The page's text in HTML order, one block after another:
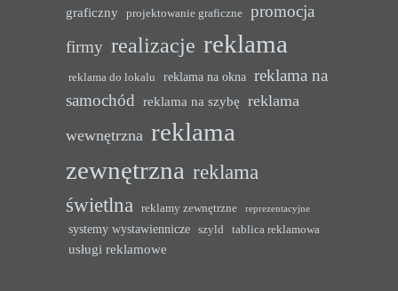
graficzny
projektowanie graficzne
promocja
firmy realizacje reklama
reklama do lokalu reklama na okna reklama na
samochód reklama na szybę reklama
wewnętrzna reklama
zewnętrzna reklama
świetlna
reklamy zewnętrzne reprezentacyjne
systemy wystawiennicze szyld tablica reklamowa
usługi reklamowe